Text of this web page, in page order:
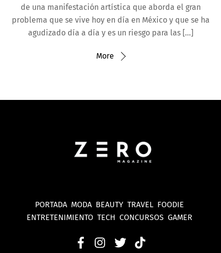
de una manifestación artística que aborda el gran
problema que se vive hoy en día en México y que se ha
agudizado día a día y es un riesgo para las […]
More
PORTADA MODA BEAUTY TRAVEL FOODIE
ENTRETENIMIENTO TECH CONCURSOS GAMER